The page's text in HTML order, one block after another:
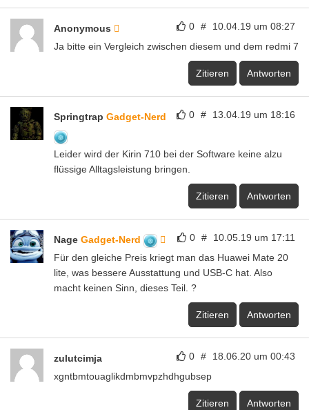
0 # 10.04.19 um 08:27
Anonymous
Ja bitte ein Vergleich zwischen diesem und dem redmi 7
Zitieren Antworten
0 # 13.04.19 um 18:16
Springtrap Gadget-Nerd
Leider wird der Kirin 710 bei der Software keine alzu
flüssige Alltagsleistung bringen.
Zitieren Antworten
0 # 10.05.19 um 17:11
Nage Gadget-Nerd
Für den gleiche Preis kriegt man das Huawei Mate 20
lite, was bessere Ausstattung und USB-C hat. Also
macht keinen Sinn, dieses Teil. ?
Zitieren Antworten
0 # 18.06.20 um 00:43
zulutcimja
xgntbmtouaglikdmbmvpzhdhgubsep
Zitieren Antworten